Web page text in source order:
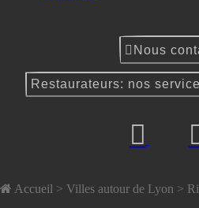
Nous
Restaurateurs: nos
Accueil > Villes autour de Lyon >